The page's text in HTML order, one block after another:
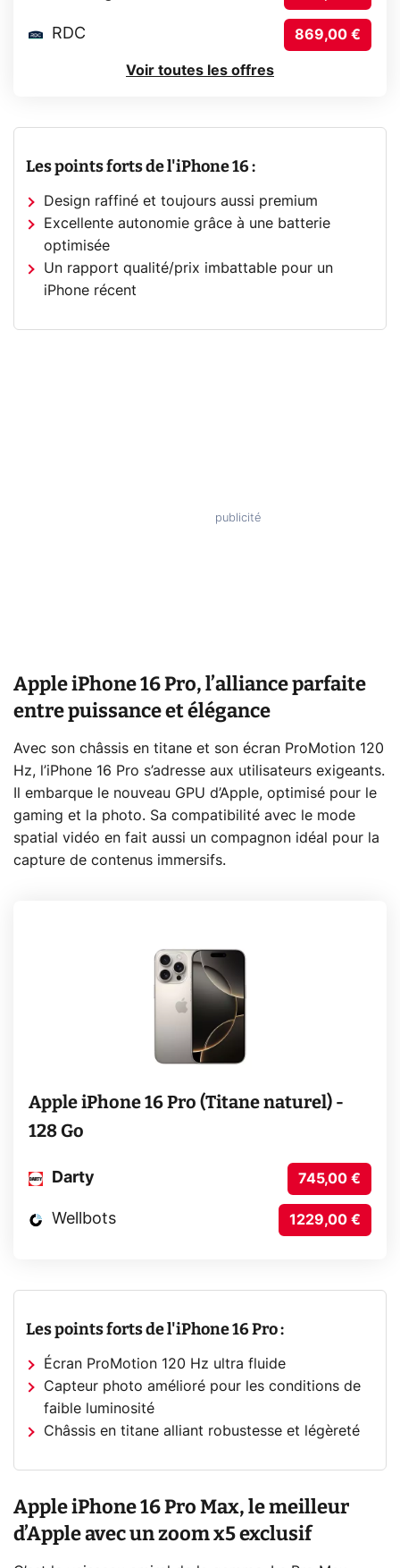
RDC 869,00 €
Voir toutes les offres
Les points forts de l'iPhone 16 :
Design raffiné et toujours aussi premium
Excellente autonomie grâce à une batterie
optimisée
Un rapport qualité/prix imbattable pour un
iPhone récent
Apple iPhone 16 Pro, l’alliance parfaite
entre puissance et élégance
Avec son châssis en titane et son écran ProMotion 120
Hz, l’iPhone 16 Pro s’adresse aux utilisateurs exigeants.
Il embarque le nouveau GPU d’Apple, optimisé pour le
gaming et la photo. Sa compatibilité avec le mode
spatial vidéo en fait aussi un compagnon idéal pour la
capture de contenus immersifs.
Apple iPhone 16 Pro (Titane naturel) -
128 Go
Darty 745,00 €
Wellbots 1229,00 €
Les points forts de l'iPhone 16 Pro :
Écran ProMotion 120 Hz ultra fluide
Capteur photo amélioré pour les conditions de
faible luminosité
Châssis en titane alliant robustesse et légèreté
Apple iPhone 16 Pro Max, le meilleur
d’Apple avec un zoom x5 exclusif